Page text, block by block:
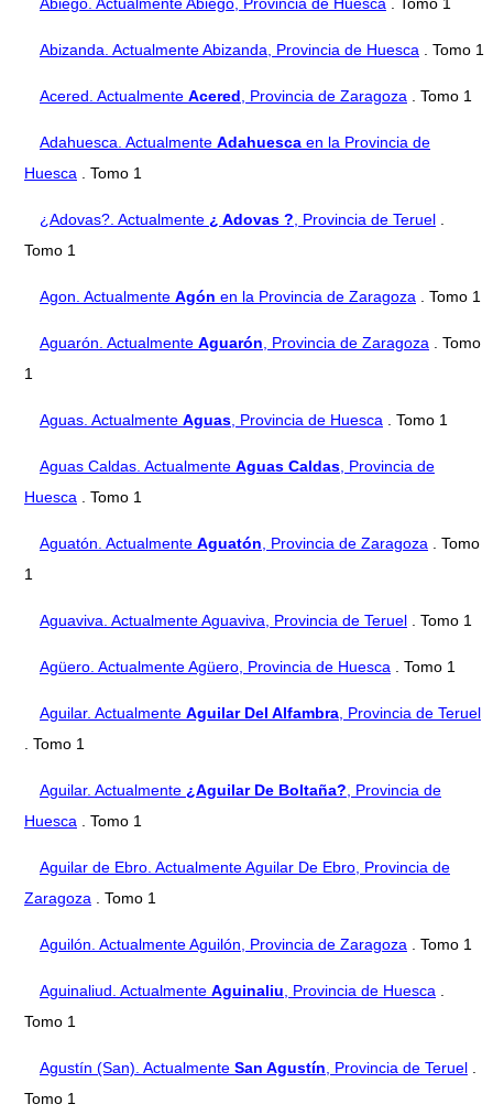
Abizanda. Actualmente Abizanda, Provincia de Huesca . Tomo 1
Acered. Actualmente Acered , Provincia de Zaragoza . Tomo 1
Adahuesca. Actualmente Adahuesca en la Provincia de
Huesca . Tomo 1
¿Adovas?. Actualmente ¿ Adovas ? , Provincia de Teruel
Tomo 1
Agon. Actualmente Agón en la Provincia de Zaragoza . Tomo 1
Aguarón. Actualmente Aguarón , Provincia de Zaragoza . Tomo
1
Aguas. Actualmente Aguas , Provincia de Huesca . Tomo 1
Aguas Caldas. Actualmente Aguas Caldas , Provincia de
Huesca . Tomo 1
Aguatón. Actualmente Aguatón , Provincia de Zaragoza . Tomo
1
Aguaviva. Actualmente Aguaviva, Provincia de Teruel . Tomo 1
Agüero. Actualmente Agüero, Provincia de Huesca . Tomo 1
Aguilar. Actualmente Aguilar Del Alfambra , Provincia de Teruel
. Tomo 1
Aguilar. Actualmente ¿Aguilar De Boltaña? , Provincia de
Huesca . Tomo 1
Aguilar de Ebro. Actualmente Aguilar De Ebro, Provincia de
Zaragoza . Tomo 1
Aguilón. Actualmente Aguilón, Provincia de Zaragoza . Tomo 1
Aguinaliud. Actualmente Aguinaliu , Provincia de Huesca
Tomo 1
Agustín (San). Actualmente San Agustín , Provincia de Teruel
Tomo 1